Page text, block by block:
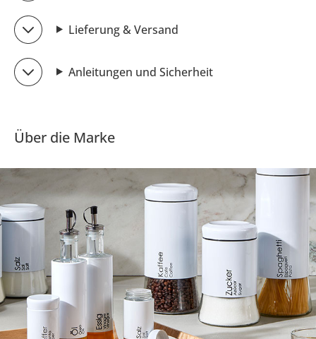
Lieferung & Versand
Anleitungen und Sicherheit
Über die Marke